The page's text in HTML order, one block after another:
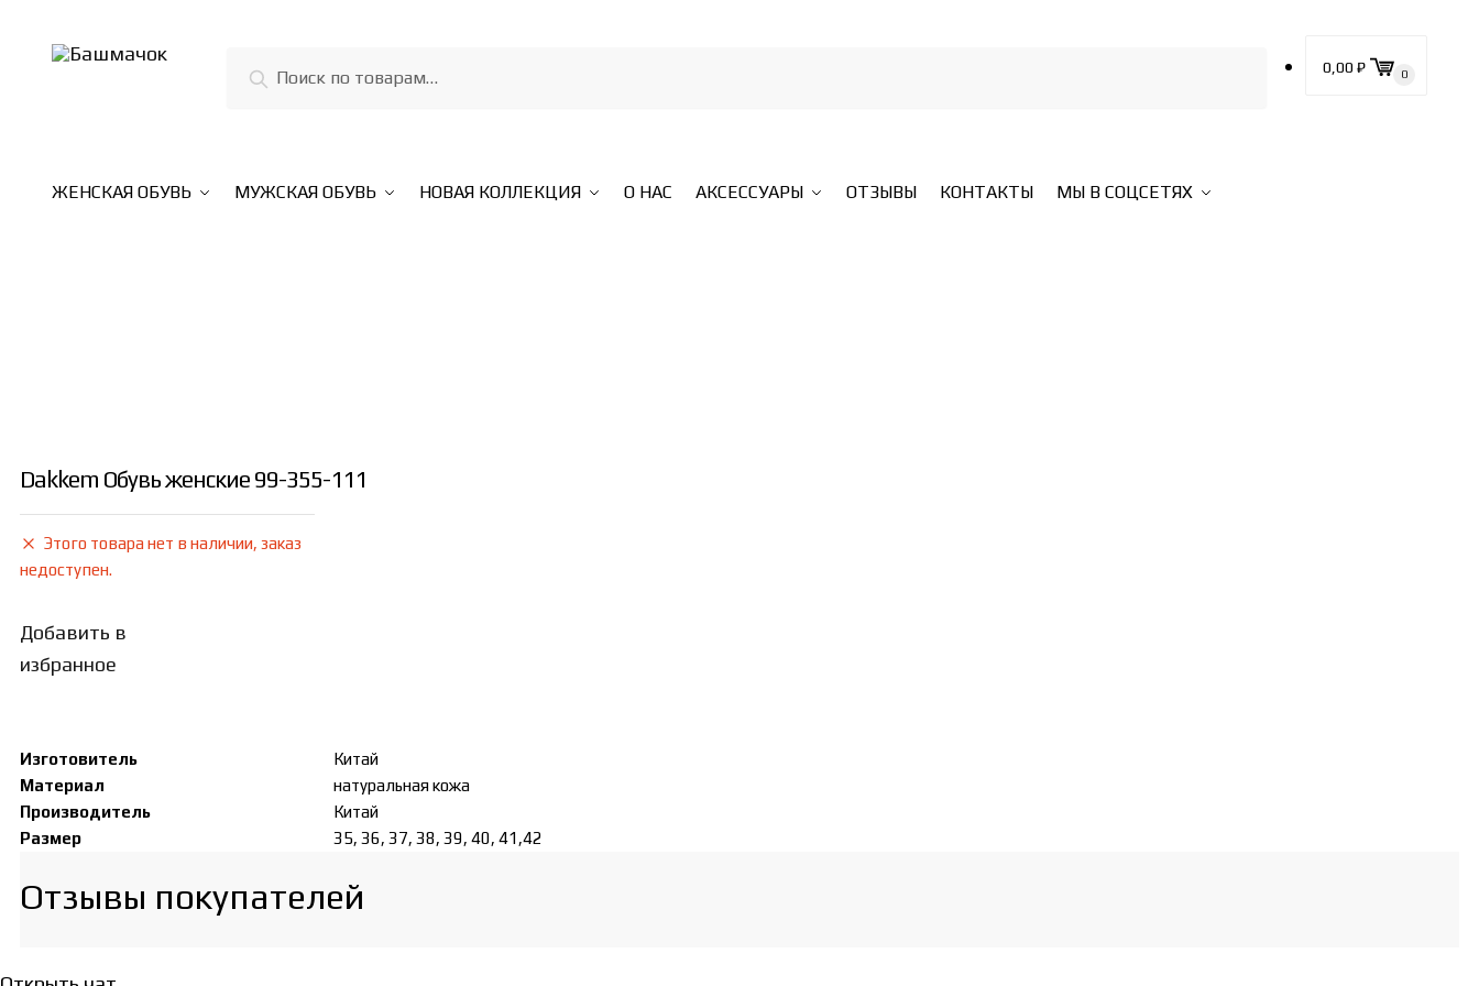
Поиск 0,00 ₽ 0
ЖЕНСКАЯ ОБУВЬ МУЖСКАЯ ОБУВЬ НОВАЯ КОЛЛЕКЦИЯ О НАС АКСЕССУАРЫ ОТЗЫВЫ КОНТАКТЫ МЫ В СОЦСЕТЯХ
Dakkem Обувь женские 99-355-111
Этого товара нет в наличии, заказ
недоступен.
Добавить в
избранное
Изготовитель
Китай
Материал
натуральная кожа
Производитель
Китай
Размер
35, 36, 37, 38, 39, 40, 41,42
Отзывы покупателей​